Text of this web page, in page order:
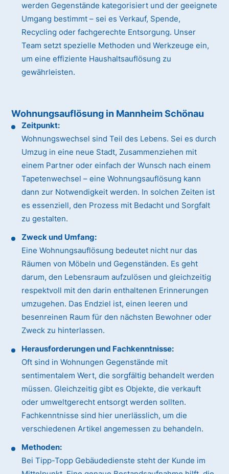
werden Gegenstände kategorisiert und der geeignete
Umgang bestimmt – sei es Verkauf, Spende,
Recycling oder fachgerechte Entsorgung. Unser
Team setzt spezielle Methoden und Werkzeuge ein,
um eine effiziente Haushaltsauflösung zu
gewährleisten.
Wohnungsauflösung in Mannheim Schönau
Zeitpunkt:
Wohnungswechsel sind Teil des Lebens. Sei es durch
Umzug in eine neue Stadt, Zusammenziehen mit
einem Partner oder einfach der Wunsch nach einem
Tapetenwechsel – eine Wohnungsauflösung kann
dann zur Notwendigkeit werden. In solchen Zeiten ist
es essenziell, den Prozess mit Bedacht und Sorgfalt
zu gestalten.
Zweck und Umfang:
Eine Wohnungsauflösung bedeutet nicht nur das
Räumen von Möbeln und Gegenständen. Es geht
darum, den Lebensraum aufzulösen und gleichzeitig
respektvoll mit den darin enthaltenen Erinnerungen
umzugehen. Das Endziel ist, einen leeren und
besenreinen Raum für den nächsten Bewohner oder
Zweck zu hinterlassen.
Herausforderungen und Fachkenntnisse:
Oft sind in Wohnungen Gegenstände mit
sentimentalem Wert, die sorgfältig behandelt werden
müssen. Gleichzeitig gibt es Objekte, die verkauft
oder umweltgerecht entsorgt werden sollten.
Fachkenntnisse sind hier unerlässlich, um die
verschiedenen Artikel angemessen zu behandeln.
Methoden:
Bei Tipp-Topp Gebäudedienste steht der Kunde im